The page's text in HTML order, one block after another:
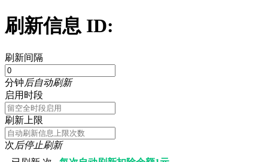
刷新信息 ID:
刷新间隔
分钟后自动刷新
启用时段
刷新上限
次后停止刷新